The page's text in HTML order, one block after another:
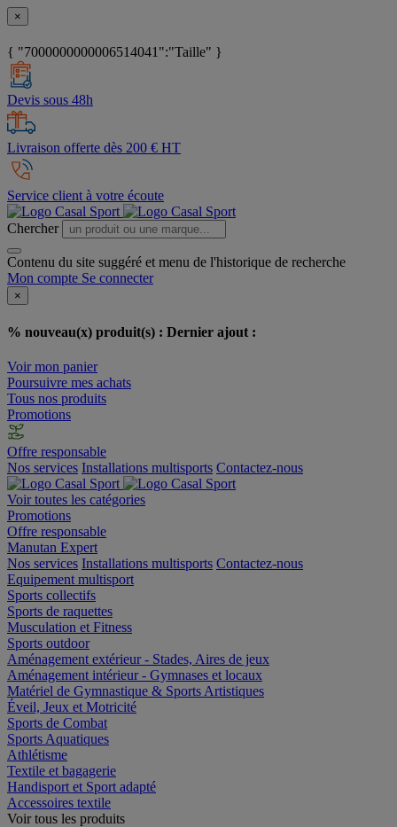
×
{ "7000000000006514041":"Taille" }
Devis sous 48h
Livraison offerte dès 200 € HT
Service client à votre écoute
Chercher
Contenu du site suggéré et menu de l'historique de recherche
Mon compte Se connecter
×
% nouveau(x) produit(s) : Dernier ajout :
Voir mon panier
Poursuivre mes achats
Tous nos produits
Promotions
Offre responsable
Nos services Installations multisports Contactez-nous
Voir toutes les catégories
Promotions
Offre responsable
Manutan Expert
Nos services Installations multisports Contactez-nous
Equipement multisport
Sports collectifs
Sports de raquettes
Musculation et Fitness
Sports outdoor
Aménagement extérieur - Stades, Aires de jeux
Aménagement intérieur - Gymnases et locaux
Matériel de Gymnastique & Sports Artistiques
Éveil, Jeux et Motricité
Sports de Combat
Sports Aquatiques
Athlétisme
Textile et bagagerie
Handisport et Sport adapté
Accessoires textile
Voir tous les produits